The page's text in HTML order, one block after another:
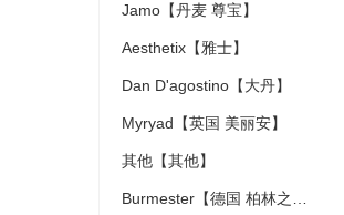
Jamo【丹麦 尊宝】
Aesthetix【雅士】
Dan D'agostino【大丹】
Myryad【英国 美丽安】
其他【其他】